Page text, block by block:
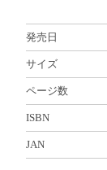
発売日
サイズ
ページ数
ISBN
JAN